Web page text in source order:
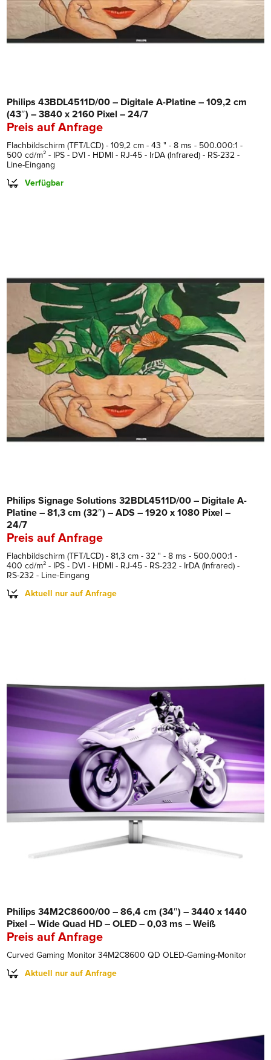
Philips 43BDL4511D/00 – Digitale A-Platine – 109,2 cm
(43″) – 3840 x 2160 Pixel – 24/7
Preis auf Anfrage
Flachbildschirm (TFT/LCD) - 109,2 cm - 43 " - 8 ms - 500.000:1 -
500 cd/m² - IPS - DVI - HDMI - RJ-45 - IrDA (Infrared) - RS-232 -
Line-Eingang
Verfügbar
Philips Signage Solutions 32BDL4511D/00 – Digitale A-
Platine – 81,3 cm (32″) – ADS – 1920 x 1080 Pixel –
24/7
Preis auf Anfrage
Flachbildschirm (TFT/LCD) - 81,3 cm - 32 " - 8 ms - 500.000:1 -
400 cd/m² - IPS - DVI - HDMI - RJ-45 - RS-232 - IrDA (Infrared) -
RS-232 - Line-Eingang
Aktuell nur auf Anfrage
Philips 34M2C8600/00 – 86,4 cm (34″) – 3440 x 1440
Pixel – Wide Quad HD – OLED – 0,03 ms – Weiß
Preis auf Anfrage
Curved Gaming Monitor 34M2C8600 QD OLED-Gaming-Monitor
Aktuell nur auf Anfrage